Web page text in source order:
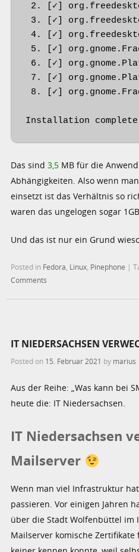
2. [✓]
3. [✓]
4. [✓]
5. [✓]
6. [✓]
7. [✓]
8. [✓]
Installation
Das sind3,5 MB für die
Abhängigkeiten. Also wenn
einsetzt ist das Verhältnis so
waren das ungelogen sogar
Und das ist nur ein Grund
Posted in Fedora Linux Pinephone |
Comments
IT NIEDERSACHSEN
Posted on 15. Februar 2021 by marius
Aus der Reihe: „Was kann bei
heute die: IT Niedersachsen.
IT Niedersachsen
Mailserver
Wenn man viel Infrastruktur
passieren. Vor einigen Jahren
über die Stadt Wolfenbüttel im
Mailserver komische